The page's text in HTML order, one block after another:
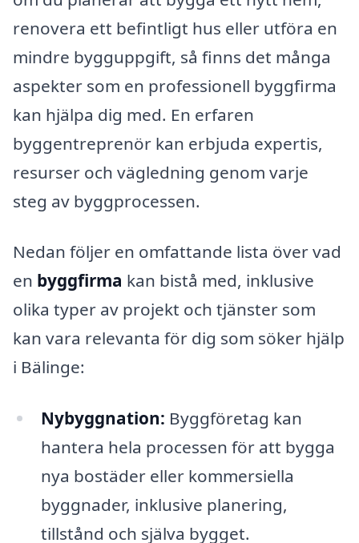
renovera ett befintligt hus eller utföra en
mindre bygguppgift, så finns det många
aspekter som en professionell byggfirma
kan hjälpa dig med. En erfaren
byggentreprenör kan erbjuda expertis,
resurser och vägledning genom varje
steg av byggprocessen.
Nedan följer en omfattande lista över vad
en byggfirma kan bistå med, inklusive
olika typer av projekt och tjänster som
kan vara relevanta för dig som söker hjälp
i Bälinge:
Nybyggnation: Byggföretag kan
hantera hela processen för att bygga
nya bostäder eller kommersiella
byggnader, inklusive planering,
tillstånd och själva bygget.